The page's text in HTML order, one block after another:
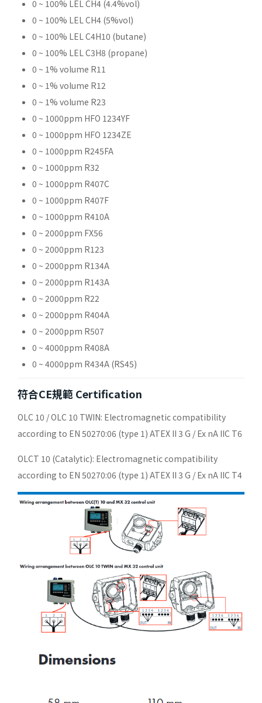
0 ~ 100% LEL CH4 (4.4%vol)
0 ~ 100% LEL CH4 (5%vol)
0 ~ 100% LEL C4H10 (butane)
0 ~ 100% LEL C3H8 (propane)
0 ~ 1% volume R11
0 ~ 1% volume R12
0 ~ 1% volume R23
0 ~ 1000ppm HFO 1234YF
0 ~ 1000ppm HFO 1234ZE
0 ~ 1000ppm R245FA
0 ~ 1000ppm R32
0 ~ 1000ppm R407C
0 ~ 1000ppm R407F
0 ~ 1000ppm R410A
0 ~ 2000ppm FX56
0 ~ 2000ppm R123
0 ~ 2000ppm R134A
0 ~ 2000ppm R143A
0 ~ 2000ppm R22
0 ~ 2000ppm R404A
0 ~ 2000ppm R507
0 ~ 4000ppm R408A
0 ~ 4000ppm R434A (RS45)
符合CE規範 Certification
OLC 10 / OLC 10 TWIN: Electromagnetic compatibility
according to EN 50270:06 (type 1) ATEX II 3 G / Ex nA IIC T6
OLCT 10 (Catalytic): Electromagnetic compatibility
according to EN 50270:06 (type 1) ATEX II 3 G / Ex nA IIC T4